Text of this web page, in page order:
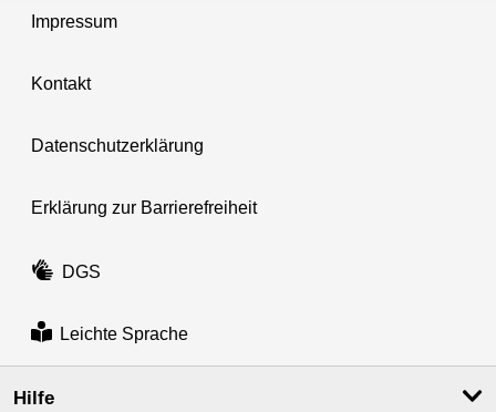
Impressum
Kontakt
Datenschutzerklärung
Erklärung zur Barrierefreiheit
DGS
Leichte Sprache
Hilfe